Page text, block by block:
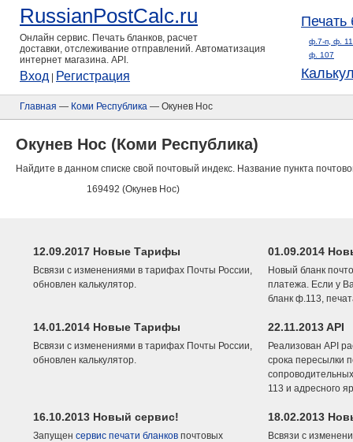
RussianPostCalc.ru
Онлайн сервис. Печать бланков, расчет
доставки, отслеживание отправлений. Автоматизация
интернет магазина. API.
Вход Регистрация
Печать
ф.7-п, ф.
ф. 107
Главная — Коми Республика — Окунев Нос
Окунев Нос (Коми Республика)
Найдите в данном списке свой почтовый индекс. Название пункта
169492 (Окунев Нос)
12.09.2017 Новые Тарифы
Всвязи с изменениями в тарифах Почты России,
обновлен калькулятор.
01.09.2014
Новый бланк
платежа. Если у
бланк ф.113,
14.01.2014 Новые Тарифы
Всвязи с изменениями в тарифах Почты России,
обновлен калькулятор.
22.11.2013 API
Реализован API
срока пересылки
113 и адресного
16.10.2013 Новый сервис!
Запущен сервис печати бланков почтовых
18.02.2013
Всвязи с